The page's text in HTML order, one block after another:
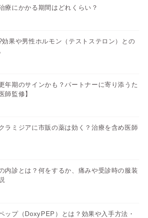
療にかかる期間はどれくらい？
効果や男性ホルモン（テストステロン）との
年期のサインかも？パートナーに寄り添うた
師監修】
ラミジアに市販の薬は効く？治療を含め医師
内診とは？何をするか、痛みや受診時の服装
ップ（DoxyPEP）とは？効果や入手方法・